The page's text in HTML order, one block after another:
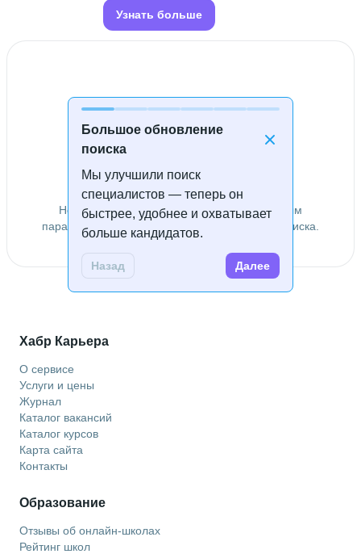
Большое обновление
поиска
Мы улучшили поиск
специалистов — теперь он
быстрее, удобнее и охватывает
больше кандидатов.
Назад Далее
Узнать больше
Специалисты не найдены
Не удалось найти специалистов по заданным
параметрам. Попробуйте изменить условия поиска.
Хабр Карьера
О сервисе
Услуги и цены
Журнал
Каталог вакансий
Каталог курсов
Карта сайта
Контакты
Образование
Отзывы об онлайн-школах
Рейтинг школ